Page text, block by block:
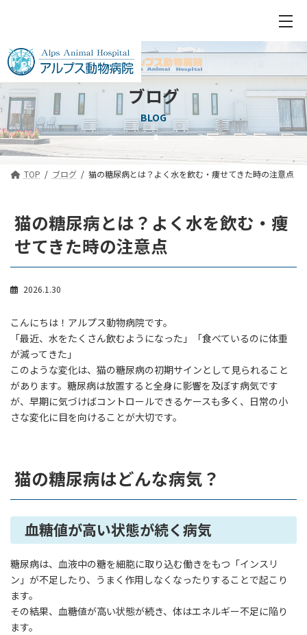
ブログ
BLOG
TOP ブログ 猫の糖尿病とは？よく水を飲む・痩せてきた時の注意点
猫の糖尿病とは？よく水を飲む・痩
せてきた時の注意点
2026.1.30
こんにちは！アルプス動物病院です。
「最近、水をたくさん飲むようになった」「食べているのに体重
が減ってきた」
このような変化は、猫の糖尿病の初期サインとして見られること
があります。糖尿病は放置すると全身に影響を及ぼす病気です
が、早期に気づけばコントロールできるケースも多く、日常の小
さな変化に目を向けることが大切です。
猫の糖尿病はどんな病気？
血糖値が高い状態が続く病気
糖尿病は、血液中の糖を細胞に取り込む働きをもつ「インスリ
ン」が不足したり、うまく作用しなくなったりすることで起こり
ます。
その結果、血糖値が高い状態が続き、体はエネルギー不足に陥り
ます。